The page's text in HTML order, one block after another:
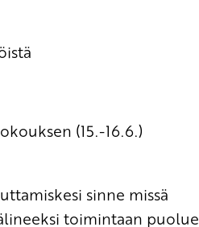
(15.-16.6.)
sinne missä
toimintaan puolue